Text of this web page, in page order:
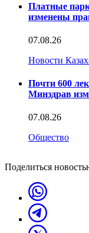
Платные
изменены
07.08.26
Новости
Почти 600
Минздрав
07.08.26
Общество
Поделиться